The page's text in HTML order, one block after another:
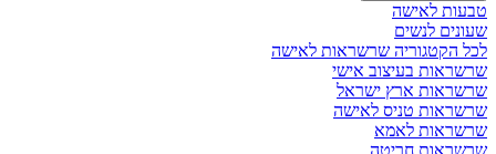
טבעות לאישה
שעונים לנשים
לכל הקטגוריה שרשראות לאישה
שרשראות בעיצוב אישי
שרשראות ארץ ישראל
שרשראות טניס לאישה
שרשראות לאמא
שרשראות חריטה